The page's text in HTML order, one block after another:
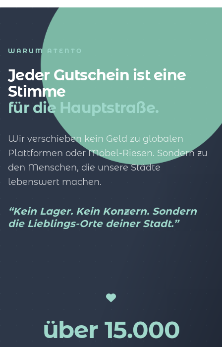
WARUM ATENTO
Jeder Gutschein ist eine
Stimme
für die Hauptstraße.
Wir verschieben kein Geld zu globalen
Plattformen oder Möbel-Riesen. Sondern zu
den Menschen, die unsere Städte
lebenswert machen.
“Kein Lager. Kein Konzern. Sondern
die Lieblings-Orte deiner Stadt.”
über 15.000